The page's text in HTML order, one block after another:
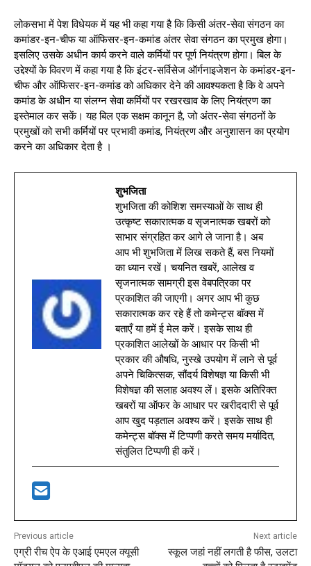
लोकसभा में पेश विधेयक में यह भी कहा गया है कि किसी अंतर-सेवा संगठन का
कमांडर-इन-चीफ या ऑफिसर-इन-कमांड अंतर सेवा संगठन का प्रमुख होगा।
इसलिए उसके अधीन कार्य करने वाले कर्मियों पर पूर्ण नियंत्रण होगा। बिल के
उद्देश्यों के विवरण में कहा गया है कि इंटर-सर्विसेज ऑर्गनाइजेशन के कमांडर-इन-
चीफ और ऑफिसर-इन-कमांड को अधिकार देने की आवश्यकता है कि वे अपने
कमांड के अधीन या संलग्न सेवा कर्मियों पर रखरखाव के लिए नियंत्रण का
इस्तेमाल कर सकें। यह बिल एक सक्षम कानून है, जो अंतर-सेवा संगठनों के
प्रमुखों को सभी कर्मियों पर प्रभावी कमांड, नियंत्रण और अनुशासन का प्रयोग
करने का अधिकार देता है ।
शुभजिता
शुभजिता की कोशिश समस्याओं के साथ ही
उत्कृष्ट सकारात्मक व सृजनात्मक खबरों को
साभार संग्रहित कर आगे ले जाना है। अब
आप भी शुभजिता में लिख सकते हैं, बस नियमों
का ध्यान रखें। चयनित खबरें, आलेख व
सृजनात्मक सामग्री इस वेबपत्रिका पर
प्रकाशित की जाएगी। अगर आप भी कुछ
सकारात्मक कर रहे हैं तो कमेन्ट्स बॉक्स में
बताएँ या हमें ई मेल करें। इसके साथ ही
प्रकाशित आलेखों के आधार पर किसी भी
प्रकार की औषधि, नुस्खे उपयोग में लाने से पूर्व
अपने चिकित्सक, सौंदर्य विशेषज्ञ या किसी भी
विशेषज्ञ की सलाह अवश्य लें। इसके अतिरिक्त
खबरों या ऑफर के आधार पर खरीददारी से पूर्व
आप खुद पड़ताल अवश्य करें। इसके साथ ही
कमेन्ट्स बॉक्स में टिप्पणी करते समय मर्यादित,
संतुलित टिप्पणी ही करें।
Previous article
एग्री रीच ऐप के एआई एमएल क्यूसी
Next article
स्‍कूल जहां नहीं लगती है फीस, उलटा